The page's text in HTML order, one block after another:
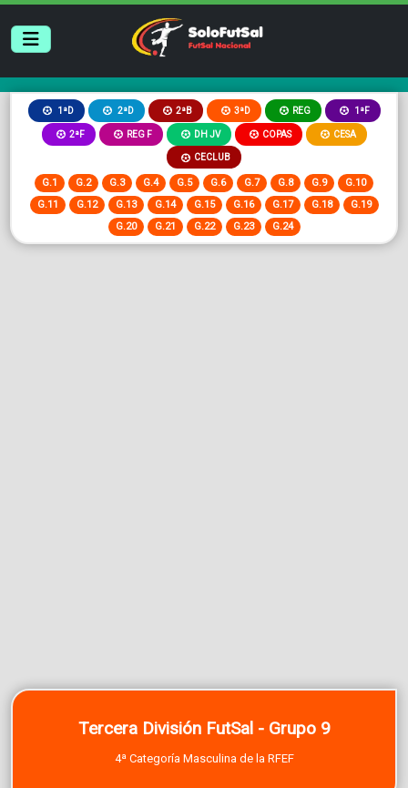
1ªD 2ªD 2ªB 3ªD REG 1ªF
2ªF REG F DH JV COPAS CESA
CECLUB
G.1 G.2 G.3 G.4 G.5 G.6 G.7 G.8 G.9
G.10
G.11
G.12 G.13 G.14 G.15 G.16 G.17 G.18
G.19
G.20
G.21 G.22 G.23 G.24
Tercera División FutSal - Grupo 9
4ª Categoría Masculina de la RFEF